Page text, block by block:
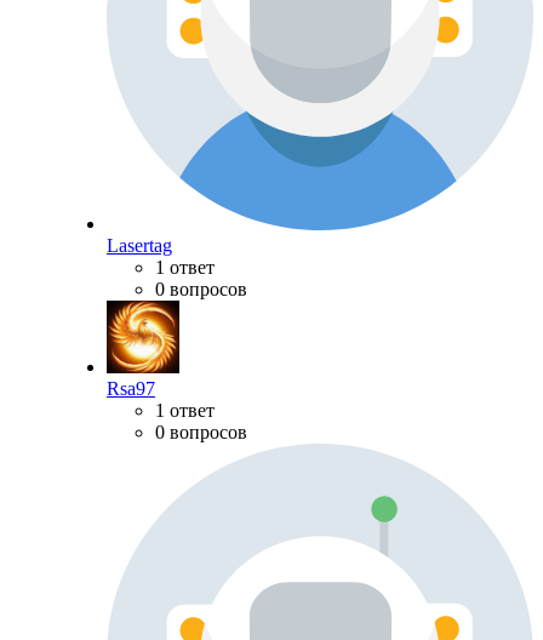
Lasertag
1 ответ
0 вопросов
Rsa97
1 ответ
0 вопросов